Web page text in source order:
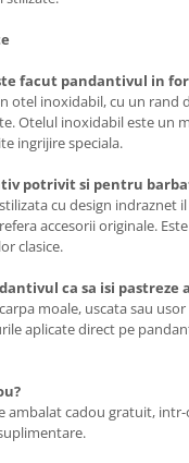
facut pandantivul in
otel inoxidabil, cu un
Otelul inoxidabil este un
ingrijire speciala.
potrivit si pentru
cu design
accesorii originale.
clasice.
ca sa isi pastreze
moale, uscata sau
aplicate direct pe
ambalat cadou gratuit,